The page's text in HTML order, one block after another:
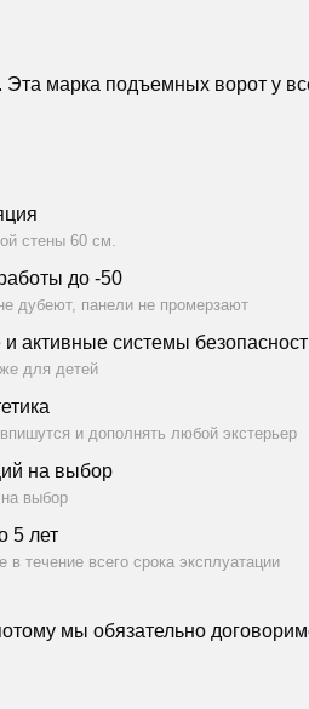
марка подъемных ворот у
стены 60 см.
до -50
дубеют, панели не промерзают
активные системы
для детей
и дополнять любой экстерьер
на выбор
выбор
5 лет
в течение всего срока эксплуатации
мы обязательно